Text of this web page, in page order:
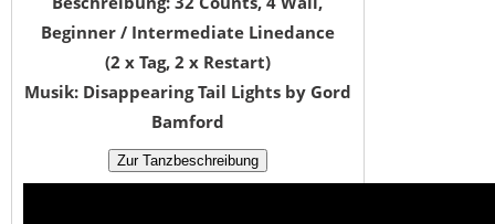
Beginner / Intermediate Linedance
(2 x Tag, 2 x Restart)
Musik: Disappearing Tail Lights by Gord
Bamford